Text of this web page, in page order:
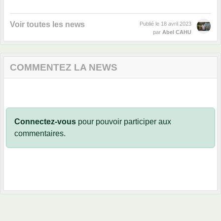
Voir toutes les news Publié le 18 avril 2023
par Abel CAHU
COMMENTEZ LA NEWS
Connectez-vous pour pouvoir participer aux
commentaires.